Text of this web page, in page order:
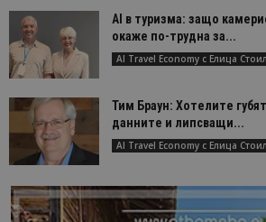
AI в туризма: защо
окаже по-трудна за...
AI Travel Economy с Елица
Тим Браун: Хотелите
данните и липсващи...
AI Travel Economy с Елица